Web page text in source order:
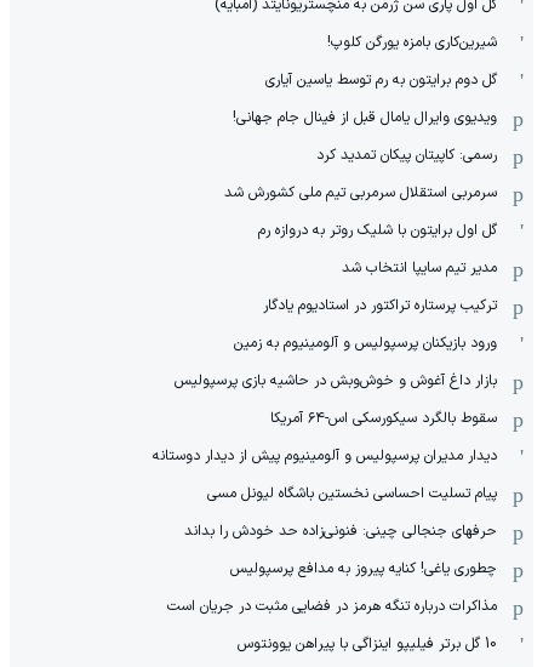
گل اول پاری سن ژرمن به منچستریونایتد (امبایه)
شیرین‌کاری بامزه یورگن کلوپ!
گل دوم برایتون به رم توسط یاسین آیاری
ویدیوی وایرال یامال قبل از فینال جام جهانی!
رسمی: کاپیتان پیکان تمدید کرد
سرمربی استقلال سرمربی تیم ملی کشورش شد
گل اول برایتون با شلیک روتر به دروازه رم
مدیر تیم سایپا انتخاب شد
ترکیب پرستاره تراکتور در استادیوم یادگار
ورود بازیکنان پرسپولیس و آلومینیوم به زمین
بازار داغ آغوش و خوش‌و‌بش در حاشیه بازی پرسپولیس
سقوط بالگرد سیکورسکی اس-۶۴ آمریکا
دیدار مدیران پرسپولیس و آلومینیوم پیش از دیدار دوستانه
پیام تسلیت احساسی نخستین باشگاه لیونل مسی
حرفهای جنجالی چینی: فنونی‌زاده حد خودش را بداند
چطوری یاغی! کنایه پیروز به مدافع پرسپولیس
مذاکرات درباره تنگه هرمز در فضایی مثبت در جریان است
10 گل برتر فیلیپو اینزاگی با پیراهن یوونتوس